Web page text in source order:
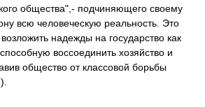
общества",- подчиняющего своему
всю человеческую реальность. Это
надежды на государство как
воссоединить хозяйство и
общество от классовой борьбы